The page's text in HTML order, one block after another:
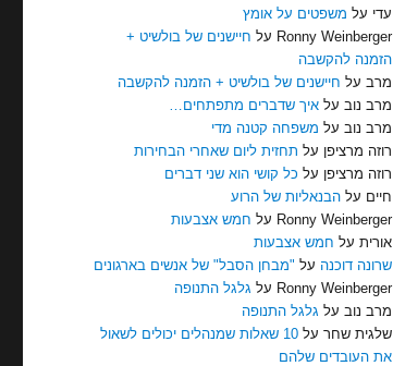
עדי על משפטים על אומץ
Ronny Weinberger על חיישנים של בולשיט +
הזמנה להקשבה
מרב על חיישנים של בולשיט + הזמנה להקשבה
מרב נוב עלאיך שדברים מתפתחים…
מרב נוב על משפחה קטנה מדי
רוזה מרציפן על תחזית ליום שאחרי הבחירות
רוזה מרציפן על כל קושי הוא שני דברים
חיים עלהבנאליות של הרוע
Ronny Weinberger על חמש אצבעות
אורית על חמש אצבעות
שרונה דוכנה על "מבחן הסבל" של אנשים בארגונים
Ronny Weinberger על גלגל התנופה
מרב נוב על גלגל התנופה
שלגית שחר על
10 שאלות שמנהלים יכולים לשאול
את העובדים שלהם